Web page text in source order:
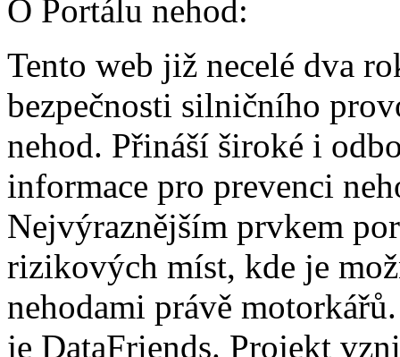
O Portálu nehod:
Tento web již necelé dva
bezpečnosti silničního
nehod. Přináší široké i
informace pro prevenci
Nejvýraznějším prvkem
rizikových míst, kde je
nehodami právě
je DataFriends. Projekt